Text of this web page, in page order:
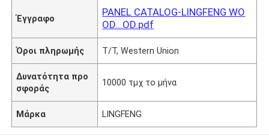
Έγγραφο
PANEL CATALOG-LINGFENG WO
OD...OD.pdf
Όροι πληρωμής T/T, Western Union
Δυνατότητα προ
σφοράς
10000 τμχ το μήνα
Μάρκα LINGFENG